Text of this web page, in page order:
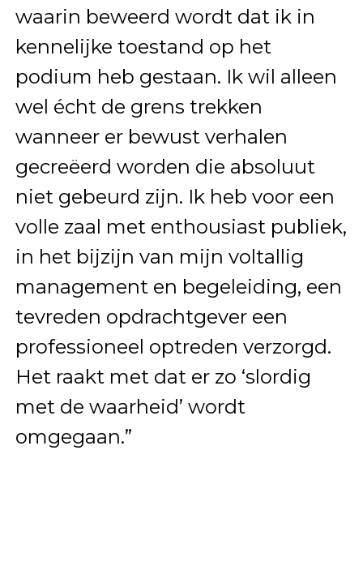
waarin beweerd wordt dat ik in
kennelijke toestand op het
podium heb gestaan. Ik wil alleen
wel écht de grens trekken
wanneer er bewust verhalen
gecreëerd worden die absoluut
niet gebeurd zijn. Ik heb voor een
volle zaal met enthousiast publiek,
in het bijzijn van mijn voltallig
management en begeleiding, een
tevreden opdrachtgever een
professioneel optreden verzorgd.
Het raakt met dat er zo ‘slordig
met de waarheid’ wordt
omgegaan.”